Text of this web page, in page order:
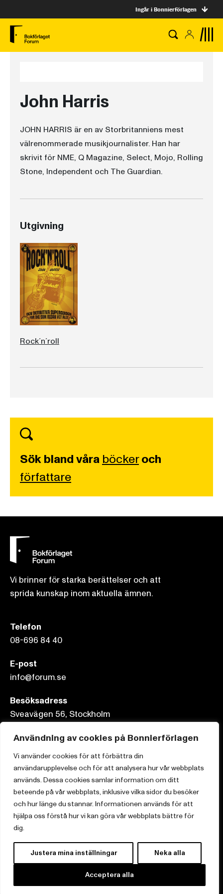
Användning av cookies på Bonnierförlagen
Vi använder cookies för att förbättra din
användarupplevelse och för att analysera hur vår webbplats
används. Dessa cookies samlar information om ditt
beteende på vår webbplats, inklusive vilka sidor du besöker
och hur länge du stannar. Informationen används för att
hjälpa oss förstå hur vi kan göra vår webbplats bättre för
dig.
Justera mina inställningar Neka alla
Acceptera alla
Ingår i Bonnierförlagen
John Harris
JOHN HARRIS är en av Storbritanniens mest
välrenommerade musikjournalister. Han har
skrivit för NME, Q Magazine, Select, Mojo, Rolling
Stone, Independent och The Guardian.
Utgivning
Rock´n´roll
Sök bland våra böckeroch
författare
Vi brinner för starka berättelser och att
sprida kunskap inom aktuella ämnen.
Telefon
08-696 84 40
E-post
info@forum.se
Besöksadress
Sveavägen 56, Stockholm
Postadress
Box 3159, 103 63 Stockholm
Om Bonnierförlagen
Cookies
Integritetspolicy